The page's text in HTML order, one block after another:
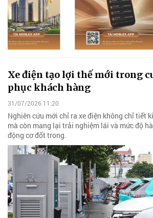
Xe điện tạo lợi thế mới trong
phục khách hàng
31/07/2026 11:20
Nghiên cứu mới chỉ ra xe điện không chỉ tiết
mà còn mang lại trải nghiệm lái và mức độ
động cơ đốt trong.